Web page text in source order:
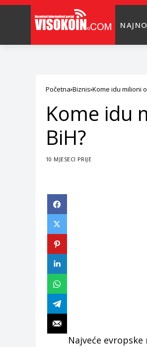
Početna Biznis Kome idu milioni
Kome idu
BiH?
10 MJESECI PRIJE
Najveće